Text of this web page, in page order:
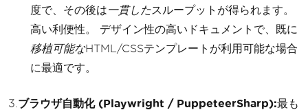
度で、その後は一貫したスループットが得られます。
高い利便性。 デザイン性の高いドキュメントで、既に
移植可能なHTML/CSSテンプレートが利用可能な場合
に最適です。
3. ブラウザ自動化 (Playwright / PuppeteerSharp):最も